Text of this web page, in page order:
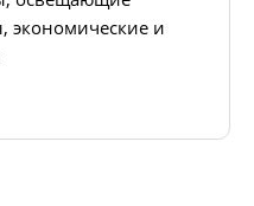
экономические и